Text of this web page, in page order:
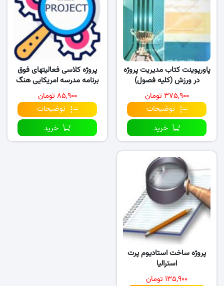
پاورپوینت کتاب مدیریت پروژه
در ورزش (کلیه فصول)
۳۷۵,۹۰۰ تومان
توضیحات
خرید
پروژه کلاسی فعالیتهای فوق
برنامه مدرسه امریکایی هنگ
کنگ (۲۰۱۷-۲۰۱۸)
۸۵,۹۰۰ تومان
توضیحات
خرید
پروژه ساخت استادیوم پرت
استرالیا
۱۳۵,۹۰۰ تومان